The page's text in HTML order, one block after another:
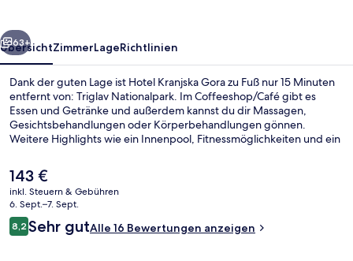
Weiter
63+
ÜbersichtZimmerLageRichtlinien
Dank der guten Lage ist Hotel Kranjska Gora zu Fuß nur 15 Minuten
entfernt von: Triglav Nationalpark. Im Coffeeshop/Café gibt es
Essen und Getränke und außerdem kannst du dir Massagen,
Gesichtsbehandlungen oder Körperbehandlungen gönnen.
Weitere Highlights wie ein Innenpool, Fitnessmöglichkeiten und ein
Der
aktuelle
Preis
beträgt
143 €.
143 €
inkl. Steuern & Gebühren
6. Sept.–7. Sept.
Bewertungen
8,28,2 von 10.
Sehr gutAlle 16 Bewertungen anzeigen